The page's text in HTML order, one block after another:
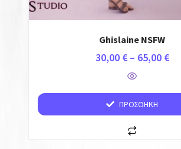
Μπρελόκ
How Not to Summon a Demon
Ghislaine NSFW
30,00 € – 65,00 €
ΠΡΟΣΘΉΚΗ